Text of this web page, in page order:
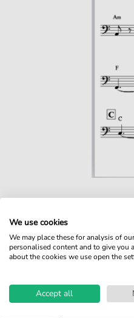
Produktnummer:
Arrangement:
Genre:
We use cookies
We may place these for analysis of
personalised content and to give you
about the cookies we use open the
Accept all